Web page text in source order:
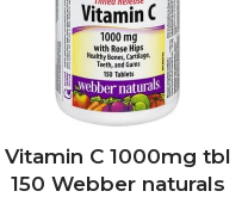
Vitamin C 1000mg tbl
150 Webber naturals